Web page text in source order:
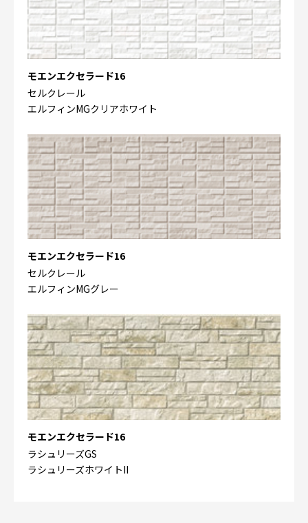
モエンエクセラード16
セルクレール
エルフィンMGクリアホワイト
モエンエクセラード16
セルクレール
エルフィンMGグレー
モエンエクセラード16
ラシュリーズGS
ラシュリーズホワイトII